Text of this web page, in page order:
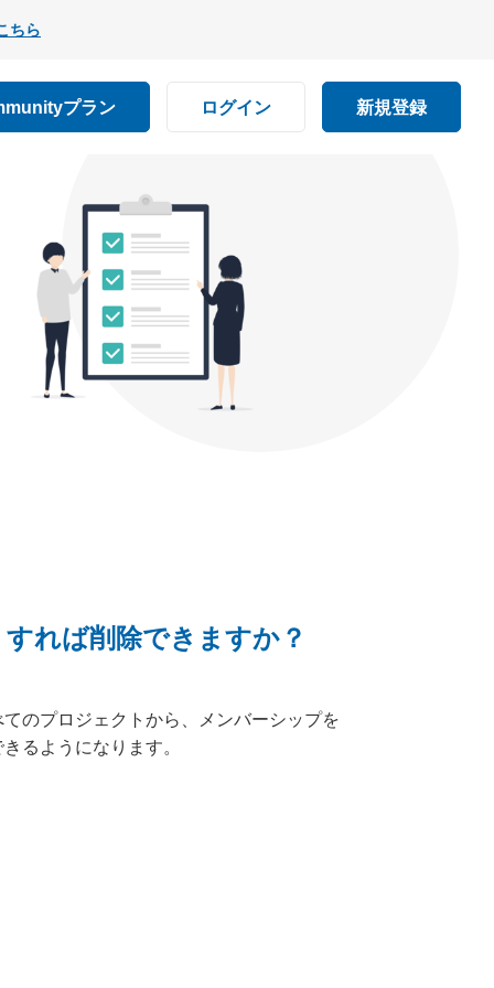
ちら
プラン ログイン 新規登録
れば削除できますか？
のプロジェクトから、メンバーシップを
るようになります。